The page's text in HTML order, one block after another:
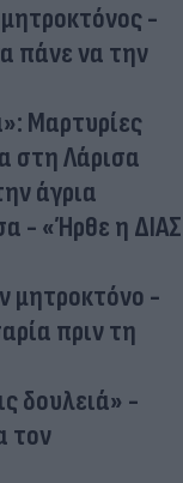
-
πάνε να την
Μαρτυρίες
στη Λάρισα
άγρια
- «Ήρθε η ΔΙΑΣ
μητροκτόνο -
πριν τη
δουλειά» -
τον